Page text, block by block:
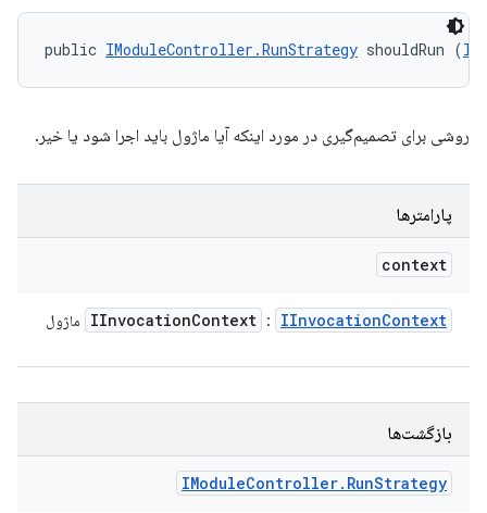
public IModuleController.RunStrategy shouldRun (
روشی برای تصمیم‌گیری در مورد اینکه آیا ماژول باید اجرا شود یا خیر.
پارامترها
context
IInvocationContext : IInvocationContext ماژول
بازگشت‌ها
IModuleController. RunStrategy